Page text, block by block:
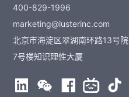
400-829-1996
marketing@lusterinc.com
北京市海淀区翠湖南环路13号院
7号楼知识理性大厦